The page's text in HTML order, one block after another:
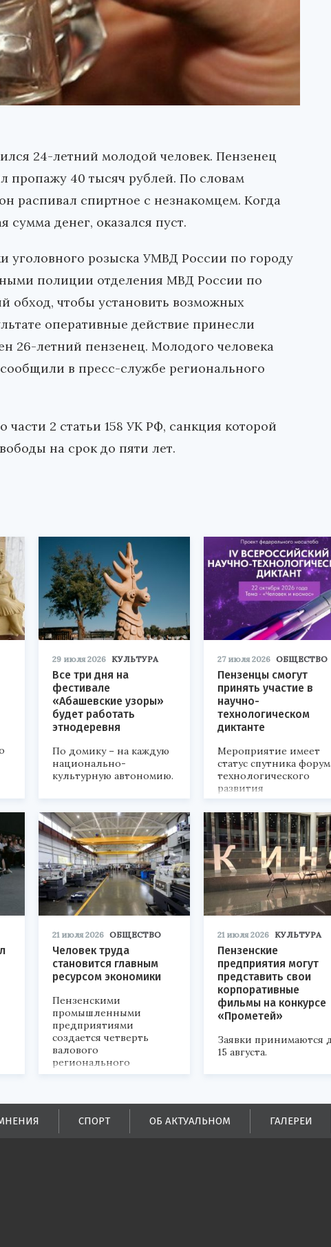
24-летний молодой человек. Пензенец
пропажу 40 тысяч рублей. По словам
распивал спиртное с незнакомцем. Когда
сумма денег, оказался пуст.
уголовного розыска УМВД России по городу
полиции отделения МВД России по
обход, чтобы установить возможных
оперативные действие принесли
26-летний пензенец. Молодого человека
в пресс-службе регионального
2 статьи 158 УК РФ, санкция которой
на срок до пяти лет.
29 июля 2026 КУЛЬТУРА
Все три дня на
фестивале
«Абашевские узоры»
будет работать
этнодеревня
По домику – на каждую
национально-
культурную автономию.
27 июля 2026 ОБЩЕСТВО
Пензенцы смогут
принять участие в
научно-
технологическом
диктанте
Мероприятие имеет
статус спутника
технологического
развития
«Технопром-2026».
21 июля 2026 ОБЩЕСТВО
Человек труда
становится главным
ресурсом экономики
Пензенскими
промышленными
предприятиями
создается четверть
валового
регионального
продукта и
поступлений в
бюджеты всех уровней.
21 июля 2026 КУЛЬТУРА
Пензенские
предприятия могут
представить свои
корпоративные
фильмы на конкурсе
«Прометей»
Заявки принимаются
15 августа.
СПОРТ ОБ АКТУАЛЬНОМ ГАЛЕРЕИ